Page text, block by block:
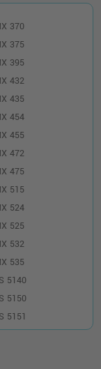
Value
cm)
Pack PG-
+ 40 Bl.
shopping_cart
370
375
395
432
435
454
455
472
475
515
524
525
532
535
5140
5150
5151